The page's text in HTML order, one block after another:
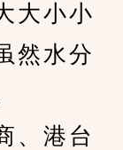
大小小
然水分
港台